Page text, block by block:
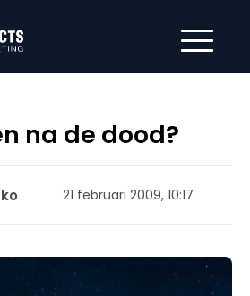
na de dood?
21 februari 2009, 10:17